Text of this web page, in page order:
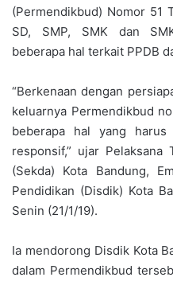
(Permendikbud) Nomor 51
SD, SMP, SMK dan
beberapa hal terkait PPDB
“Berkenaan dengan
keluarnya Permendikbud
beberapa hal yang
responsif,” ujar Pelaksana
(Sekda) Kota Bandung,
Pendidikan (Disdik) Kota
Senin (21/1/19).
Ia mendorong Disdik Kota
dalam Permendikbud